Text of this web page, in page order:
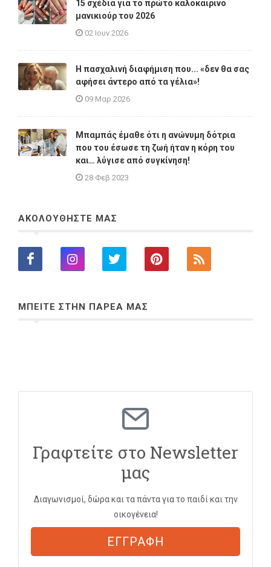
15 σχέδια για το πρώτο καλοκαιρινό
μανικιούρ του 2026
02 Ιουν 2026
Η πασχαλινή διαφήμιση που... «δεν θα σας
αφήσει άντερο από τα γέλια»!
09 Μαρ 2026
Μπαμπάς έμαθε ότι η ανώνυμη δότρια
που του έσωσε τη ζωή ήταν η κόρη του
και… λύγισε από συγκίνηση!
28 Φεβ 2023
ΑΚΟΛΟΥΘΗΣΤΕ ΜΑΣ
ΜΠΕΙΤΕ ΣΤΗΝ ΠΑΡΕΑ ΜΑΣ
Γραφτείτε στο Newsletter
μας
Διαγωνισμοί, δώρα και τα πάντα για το παιδί και την
οικογένεια!
ΕΓΓΡΑΦΗ